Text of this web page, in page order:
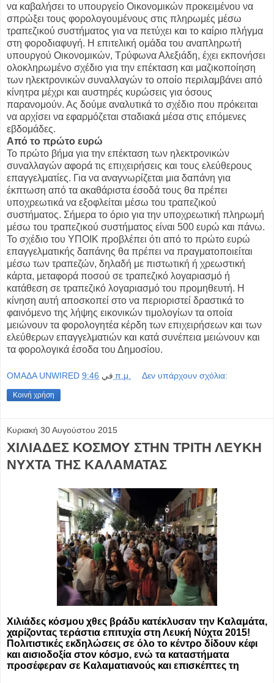
να καβαλήσει το υπουργείο Οικονομικών προκειμένου να
σπρώξει τους φορολογουμένους στις πληρωμές μέσω
τραπεζικού συστήματος για να πετύχει και το καίριο πλήγμα
στη φοροδιαφυγή. Η επιτελική ομάδα του αναπληρωτή
υπουργού Οικονομικών, Τρύφωνα Αλεξιάδη, έχει εκπονήσει
ολοκληρωμένο σχέδιο για την επέκταση και μαζικοποίηση
των ηλεκτρονικών συναλλαγών το οποίο περιλαμβάνει από
κίνητρα μέχρι και αυστηρές κυρώσεις για όσους
παρανομούν. Ας δούμε αναλυτικά το σχέδιο που πρόκειται
να αρχίσει να εφαρμόζεται σταδιακά μέσα στις επόμενες
εβδομάδες.
Από το πρώτο ευρώ
Το πρώτο βήμα για την επέκταση των ηλεκτρονικών
συναλλαγών αφορά τις επιχειρήσεις και τους ελεύθερους
επαγγελματίες. Για να αναγνωρίζεται μια δαπάνη για
έκπτωση από τα ακαθάριστα έσοδά τους θα πρέπει
υποχρεωτικά να εξοφλείται μέσω του τραπεζικού
συστήματος. Σήμερα το όριο για την υποχρεωτική πληρωμή
μέσω του τραπεζικού συστήματος είναι 500 ευρώ και πάνω.
Το σχέδιο του ΥΠΟΙΚ προβλέπει ότι από το πρώτο ευρώ
επαγγελματικής δαπάνης θα πρέπει να πραγματοποιείται
μέσω των τραπεζών, δηλαδή με πιστωτική ή χρεωστική
κάρτα, μεταφορά ποσού σε τραπεζικό λογαριασμό ή
κατάθεση σε τραπεζικό λογαριασμό του προμηθευτή. Η
κίνηση αυτή αποσκοπεί στο να περιοριστεί δραστικά το
φαινόμενο της λήψης εικονικών τιμολογίων τα οποία
μειώνουν τα φορολογητέα κέρδη των επιχειρήσεων και των
ελεύθερων επαγγελματιών και κατά συνέπεια μειώνουν και
τα φορολογικά έσοδα του Δημοσίου.
OMAΔΑ UNWIRED في 9:46 π.μ. Δεν υπάρχουν σχόλια:
Κοινή χρήση
Κυριακή 30 Αυγούστου 2015
ΧΙΛΙΑΔΕΣ ΚΟΣΜΟΥ ΣΤΗΝ ΤΡΙΤΗ ΛΕΥΚΗ
ΝΥΧΤΑ ΤΗΣ ΚΑΛΑΜΑΤΑΣ
Χιλιάδες κόσμου χθες βράδυ κατέκλυσαν την Καλαμάτα,
χαρίζοντας τεράστια επιτυχία στη Λευκή Νύχτα 2015!
Πολιτιστικές εκδηλώσεις σε όλο το κέντρο δίδουν κέφι
και αισιοδοξία στον κόσμο, ενώ τα καταστήματα
προσέφεραν σε Καλαματιανούς και επισκέπτες τη